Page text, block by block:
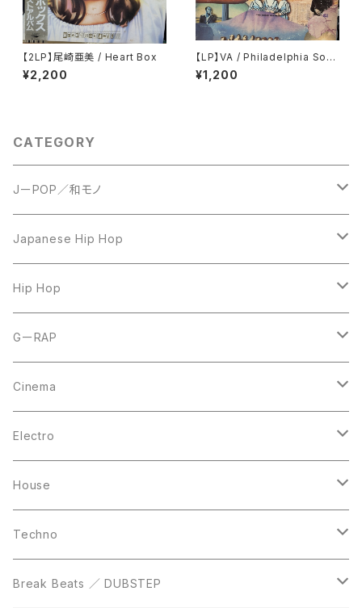
【2LP】尾崎亜美 / Heart Box
¥2,200
【LP】VA / Philadelphia Soun
d Vol. 1
¥1,200
CATEGORY
JーPOP／和モノ
LP
7inch
CD
12inch
10inch
Casette Tape
Japanese Hip Hop
12inch
LP
Hip Hop
LP
12inch
CD
GーRAP
12inch
LP
Cinema
LP
12inch
DVD
Electro
12inch
LP
House
LP
12inch
Techno
12inch
Break Beats ／ DUBSTEP